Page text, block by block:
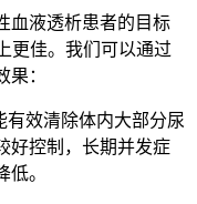
血液透析患者的目标
更佳。我们可以通过
：
有效清除体内大部分尿
好控制，长期并发症
低。